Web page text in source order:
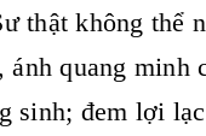
thật không thể
ánh quang minh
sinh; đem lợi